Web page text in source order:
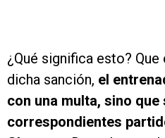
¿Qué significa esto?
dicha sanción, el
con una multa, sino
correspondientes